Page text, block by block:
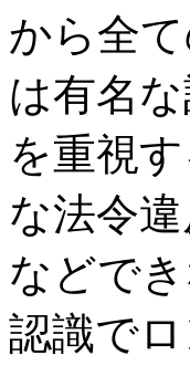
から全
は有名
を重視
な法令
などで
認識で